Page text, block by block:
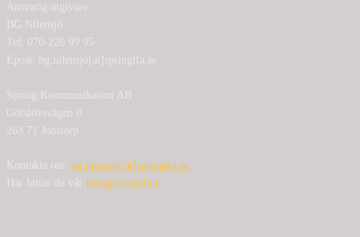
Ansvarig utgivare:
BG Nilensjö
Tel: 070-226 99 95
Epost: bg.nilensjo[at]springlfa.se
Spring Kommunikation AB
Görslövsvägen 8
263 71 Jonstorp
Kontakta oss: bg.nilensjo[at]springlfa.se
Här hittar du vår Integritetspolicy